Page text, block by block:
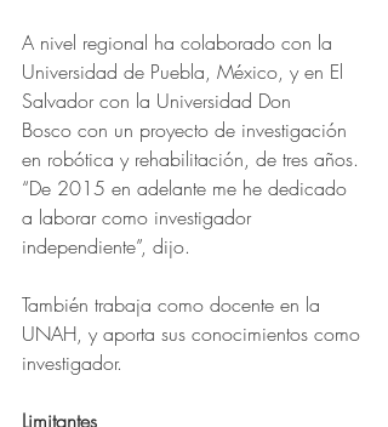
A nivel regional ha colaborado con la
Universidad de Puebla, México, y en El
Salvador con la Universidad Don
Bosco con un proyecto de investigación
en robótica y rehabilitación, de tres años.
“De 2015 en adelante me he dedicado
a laborar como investigador
independiente”, dijo.
También trabaja como docente en la
UNAH, y aporta sus conocimientos como
investigador.
Limitantes